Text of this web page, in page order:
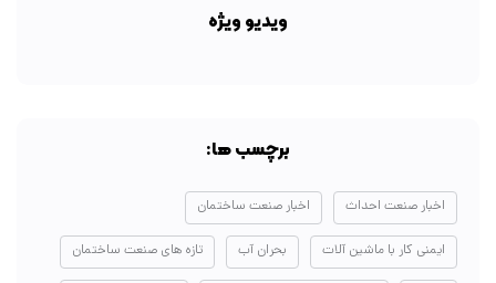
ویدیو ویژه
برچسب ها:
اخبار صنعت احداث اخبار صنعت ساختمان
ایمنی کار با ماشین آلات بحران آب تازه های صنعت ساختمان